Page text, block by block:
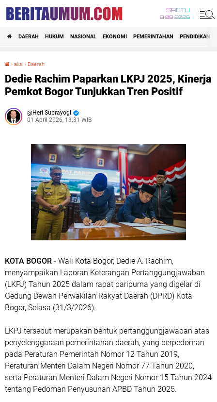
SABTU
8 08 2026
DAERAH HUKUM NASIONAL EKONOMI PEMERINTAHAN PENDIDIKAN
› aksi › Daerah
Dedie Rachim Paparkan LKPJ 2025, Kinerja
Pemkot Bogor Tunjukkan Tren Positif
Heri Suprayogi
01 April 2026, 13.31 WIB
KOTA BOGOR - Wali Kota Bogor, Dedie A. Rachim,
menyampaikan Laporan Keterangan Pertanggungjawaban
(LKPJ) Tahun 2025 dalam rapat paripurna yang digelar di
Gedung Dewan Perwakilan Rakyat Daerah (DPRD) Kota
Bogor, Selasa (31/3/2026).
LKPJ tersebut merupakan bentuk pertanggungjawaban atas
penyelenggaraan pemerintahan daerah, yang berpedoman
pada Peraturan Pemerintah Nomor 12 Tahun 2019,
Peraturan Menteri Dalam Negeri Nomor 77 Tahun 2020,
serta Peraturan Menteri Dalam Negeri Nomor 15 Tahun 2024
tentang Pedoman Penyusunan APBD Tahun 2025.